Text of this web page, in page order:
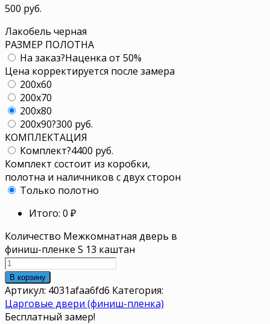
500 руб.
Лакобель черная
РАЗМЕР ПОЛОТНА
На заказ?Наценка от 50%
Цена корректируется после замера
200x60
200x70
200x80
200x90?300 руб.
КОМПЛЕКТАЦИЯ
Комплект?4400 руб.
Комплект состоит из коробки,
полотна и наличников с двух сторон
Только полотно
Итого: 0 ₽
Количество Межкомнатная дверь в
финиш-пленке S 13 каштан
В корзину
Артикул: 4031afaa6fd6 Категория:
Царговые двери (финиш-пленка)
Бесплатный замер!